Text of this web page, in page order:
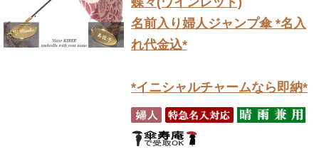
名前入り婦人ジャンプ傘 *名入
れ代金込*
*イニシャルチャームなら即納*